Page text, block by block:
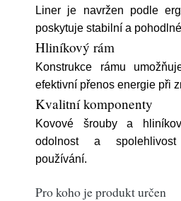
Liner je navržen podle
poskytuje stabilní a
Hliníkový rám
Konstrukce rámu
efektivní přenos energie při
Kvalitní komponenty
Kovové šrouby a
odolnost a
používání.
Pro koho je produkt určen